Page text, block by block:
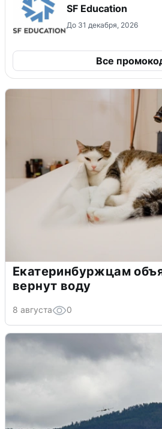
SF Education
До 31 декабря, 2026
Все
Екатеринбуржцам
вернут воду
8 августа 0